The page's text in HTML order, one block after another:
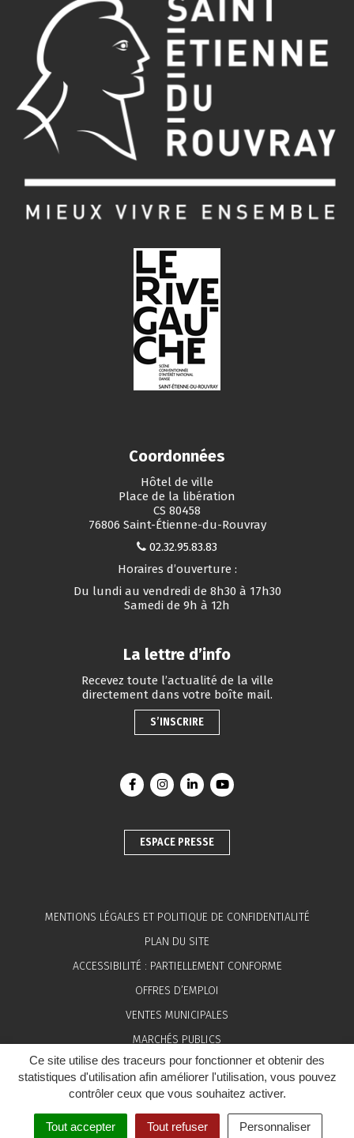
Ce site utilise des traceurs pour fonctionner et obtenir des
statistiques d'utilisation afin améliorer l'utilisation, vous pouvez
contrôler ceux que vous souhaitez activer.
Tout accepter Tout refuser Personnaliser
Coordonnées
Hôtel de ville
Place de la libération
CS 80458
76806 Saint-Étienne-du-Rouvray
02.32.95.83.83
Horaires d’ouverture :
Du lundi au vendredi de 8h30 à 17h30
Samedi de 9h à 12h
La lettre d’info
Recevez toute l’actualité de la ville
directement dans votre boîte mail.
S’INSCRIRE
Lien vers le compte Facebook
Lien vers le compte Instagram
Lien vers le compte Linkedin
Lien vers la chaîne
ESPACE PRESSE
MENTIONS LÉGALES ET POLITIQUE DE CONFIDENTIALITÉ
PLAN DU SITE
ACCESSIBILITÉ : PARTIELLEMENT CONFORME
OFFRES D’EMPLOI
VENTES MUNICIPALES
MARCHÉS PUBLICS
ESPACE PRESSE